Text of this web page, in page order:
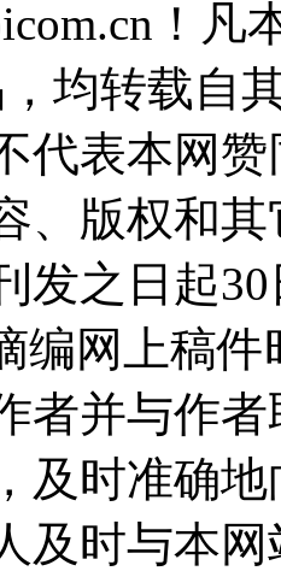
！
均转载自
代表本网
、版权和
发之日起
编网上稿
者并与作
及时准确
及时与本